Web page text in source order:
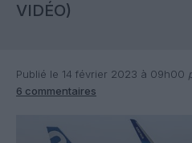
VIDÉO)
Publié le 14 février 2023 à 09h00
6 commentaires